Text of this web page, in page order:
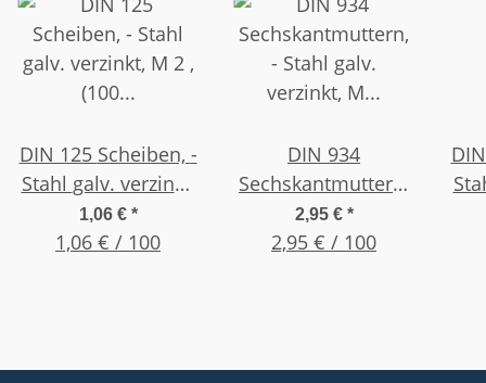
DIN 125 Scheiben, -
Stahl galv. verzinkt,
M 2 , (100 Stück)
1,06 € *
1,06 € / 100
DIN 934
Sechskantmuttern,
- Stahl galv.
verzinkt, M 2,5 ,
2,95 € *
2,95 € / 100
DIN
Stahl galv.